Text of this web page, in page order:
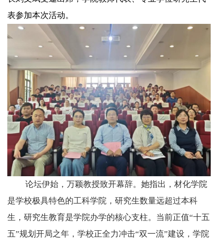
表参加本次活动。
论坛伊始，万颖教授致开幕辞。她指出，材化学院
是学校极具特色的工科学院，研究生数量远超过本科
生，研究生教育是学院办学的核心支柱。当前正值“十五
五”规划开局之年，学校正全力冲击“双一流”建设，学院